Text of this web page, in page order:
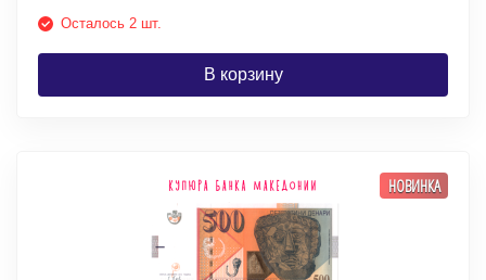
Осталось 2 шт.
В корзину
НОВИНКА